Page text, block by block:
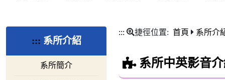
::: 系所介紹
系所簡介
::: 捷徑位置: 首頁 系所介
系所中英影音